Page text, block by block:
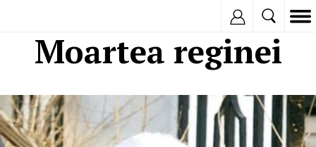
Moartea reginei